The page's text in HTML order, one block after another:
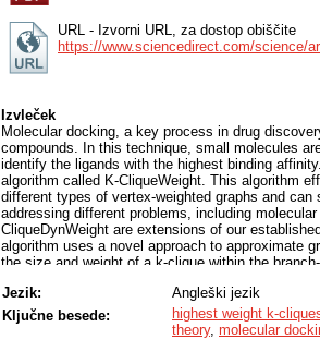
URL - Izvorni URL, za dostop obiščite
https://www.sciencedirect.com/science/
Izvleček
Molecular docking, a key process in drug
compounds. In this technique, small molecules
identify the ligands with the highest binding
algorithm called K-CliqueWeight. This algorithm
different types of vertex-weighted graphs and
addressing different problems, including
CliqueDynWeight are extensions of our
algorithm uses a novel approach to approximate
the size and weight of a k-clique within the
graphs and those specifically designed for
has been integrated into the existing ProBiS-
freely available to the academic community at
Jezik:
Angleški jezik
Ključne besede:
highest weight k-
theory, molecular